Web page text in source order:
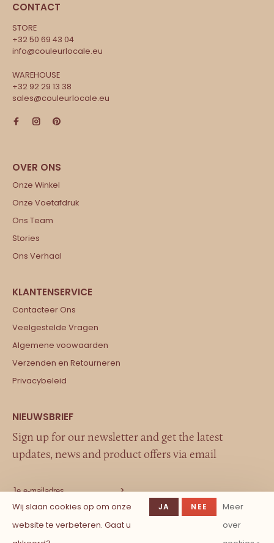
CONTACT
STORE
+32 50 69 43 04
info@couleurlocale.eu
WAREHOUSE
+32 92 29 13 38
sales@couleurlocale.eu
Onze Winkel
Onze Voetafdruk
Ons Team
Stories
Ons Verhaal
Contacteer Ons
Veelgestelde Vragen
Algemene voowaarden
Verzenden en Retourneren
Privacybeleid
Sign up for our newsletter and get the latest
updates, news and product offers via email
Wij slaan cookies op om onze
website te verbeteren. Gaat u
JA NEE
Meer
over